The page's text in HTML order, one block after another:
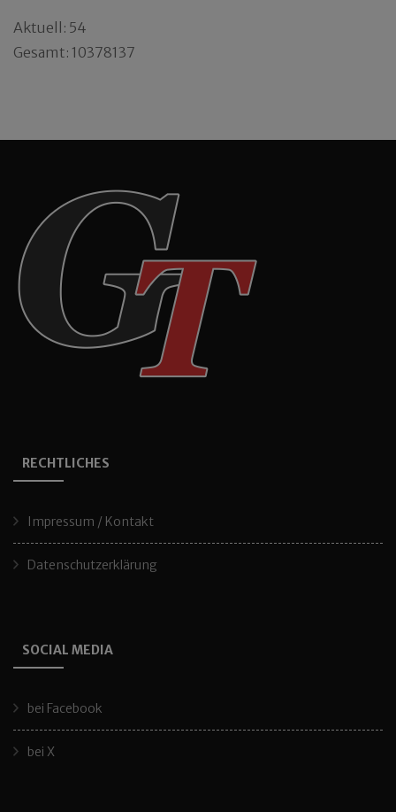
Aktuell: 54
Gesamt: 10378137
RECHTLICHES
Impressum / Kontakt
Datenschutzerklärung
SOCIAL MEDIA
bei Facebook
bei X